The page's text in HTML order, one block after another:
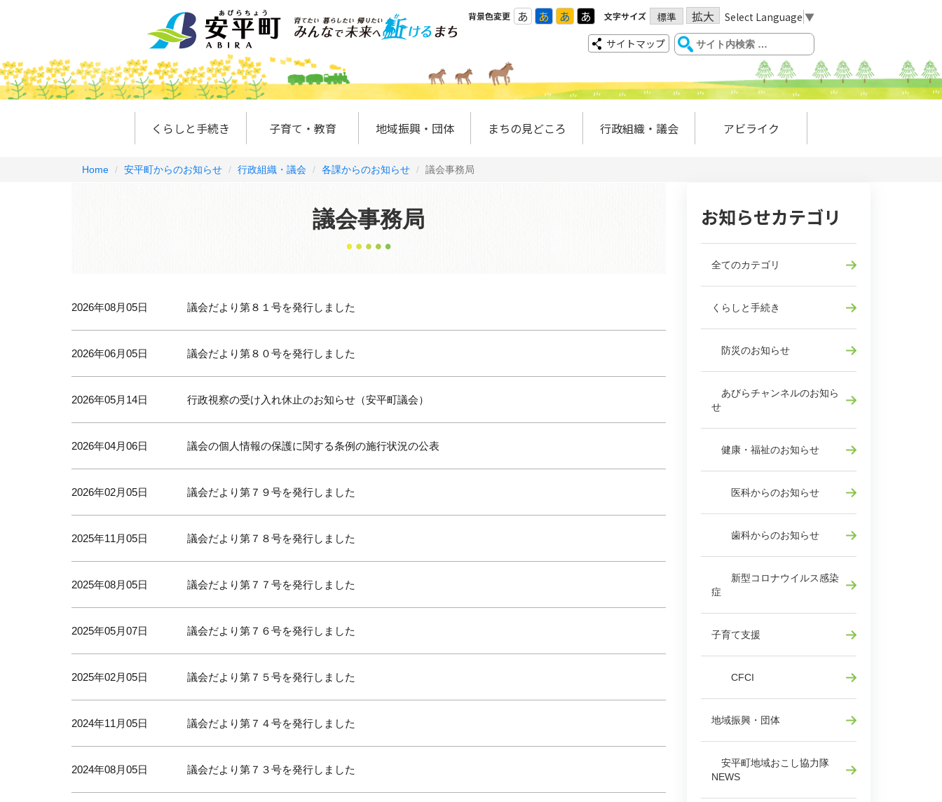
背景色変更 あ あ あ あ 文字サイズ 標準 拡大 Select Language ▼
サイトマップ
くらしと手続き 子育て・教育 地域振興・団体 まちの見どころ 行政組織・議会 アビライク
Home 安平町からのお知らせ 行政組織・議会 各課からのお知らせ 議会事務局
議会事務局
2026年08月05日 議会だより第８１号を発行しました
2026年06月05日 議会だより第８０号を発行しました
2026年05月14日 行政視察の受け入れ休止のお知らせ（安平町議会）
2026年04月06日 議会の個人情報の保護に関する条例の施行状況の公表
2026年02月05日 議会だより第７９号を発行しました
2025年11月05日 議会だより第７８号を発行しました
2025年08月05日 議会だより第７７号を発行しました
2025年05月07日 議会だより第７６号を発行しました
2025年02月05日 議会だより第７５号を発行しました
2024年11月05日 議会だより第７４号を発行しました
2024年08月05日 議会だより第７３号を発行しました
お知らせカテゴリ
全てのカテゴリ
くらしと手続き
防災のお知らせ
あびらチャンネルのお知ら
せ
健康・福祉のお知らせ
医科からのお知らせ
歯科からのお知らせ
新型コロナウイルス感染
症
子育て支援
CFCI
地域振興・団体
安平町地域おこし協力隊
NEWS